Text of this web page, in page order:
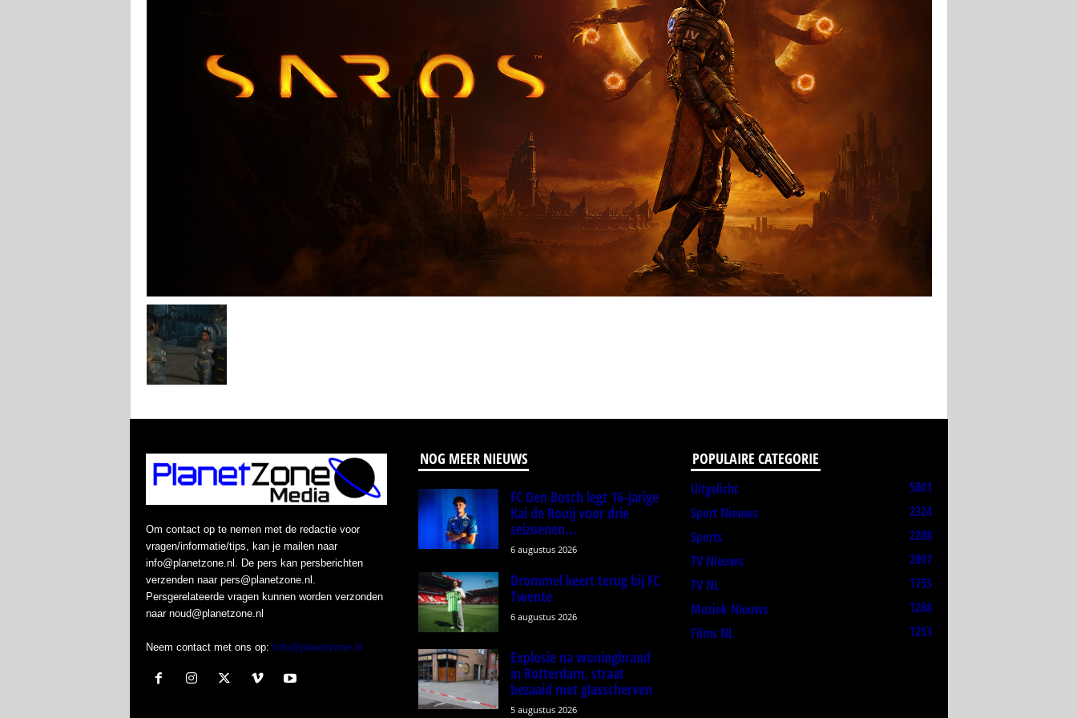
Om contact op te nemen met de redactie voor
vragen/informatie/tips, kan je mailen naar
info@planetzone.nl. De pers kan persberichten
verzenden naar pers@planetzone.nl.
Persgerelateerde vragen kunnen worden verzonden
naar noud@planetzone.nl
Neem contact met ons op: Info@planetzone.nl
NOG MEER NIEUWS
FC Den Bosch legt 16-jarige
Kai de Rooij voor drie
seizoenen...
6 augustus 2026
Drommel keert terug bij FC
Twente
6 augustus 2026
Explosie na woningbrand
in Rotterdam, straat
bezaaid met glasscherven
5 augustus 2026
POPULAIRE CATEGORIE
Uitgelicht
5001
Sport Nieuws
2324
Sports
2208
TV Nieuws
2097
TV NL
1755
Muziek Nieuws
1268
Films NL
1253